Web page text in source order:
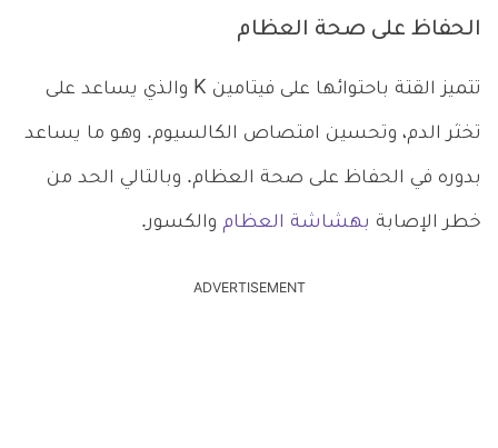
الحفاظ على صحة العظام
تتميز القتة باحتوائها على فيتامين K والذي يساعد على
تخثر الدم، وتحسين امتصاص الكالسيوم. وهو ما يساعد
بدوره في الحفاظ على صحة العظام. وبالتالي الحد من
خطر الإصابة بهشاشة العظام والكسور.
ADVERTISEMENT